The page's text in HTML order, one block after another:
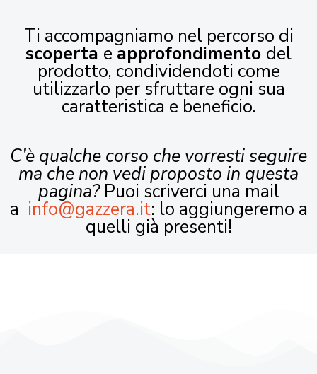
Ti accompagniamo nel percorso di
scoperta e approfondimento del
prodotto, condividendoti come
utilizzarlo per sfruttare ogni sua
caratteristica e beneficio.
C’è qualche corso che vorresti seguire
ma che non vedi proposto in questa
pagina?Puoi scriverci una mail
a info@gazzera.it: lo aggiungeremo a
quelli già presenti!